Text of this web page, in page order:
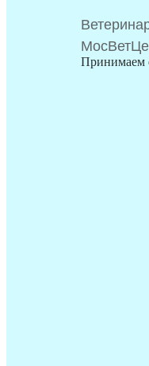
Принимаем